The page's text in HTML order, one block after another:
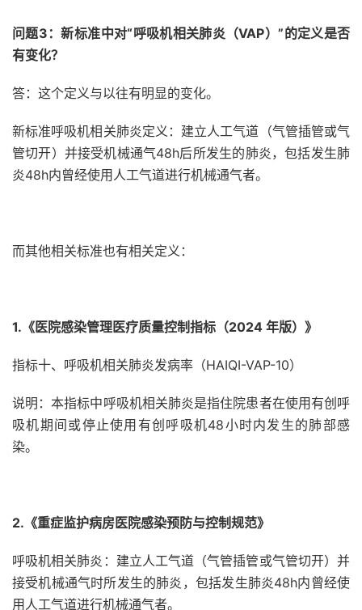
问题3：新标准中对“呼吸机相关肺炎（VAP）”的定义是否
有变化？
答：这个定义与以往有明显的变化。
新标准呼吸机相关肺炎定义：建立人工气道（气管插管或气
管切开）并接受机械通气48h后所发生的肺炎，包括发生肺
炎48h内曾经使用人工气道进行机械通气者。
而其他相关标准也有相关定义：
1.《医院感染管理医疗质量控制指标（2024 年版）》
指标十、呼吸机相关肺炎发病率（HAIQI-VAP-10）
说明：本指标中呼吸机相关肺炎是指住院患者在使用有创呼
吸机期间或停止使用有创呼吸机48小时内发生的肺部感
染。
2.《重症监护病房医院感染预防与控制规范》
呼吸机相关肺炎：建立人工气道（气管插管或气管切开）并
接受机械通气时所发生的肺炎，包括发生肺炎48h内曾经使
用人工气道进行机械通气者。